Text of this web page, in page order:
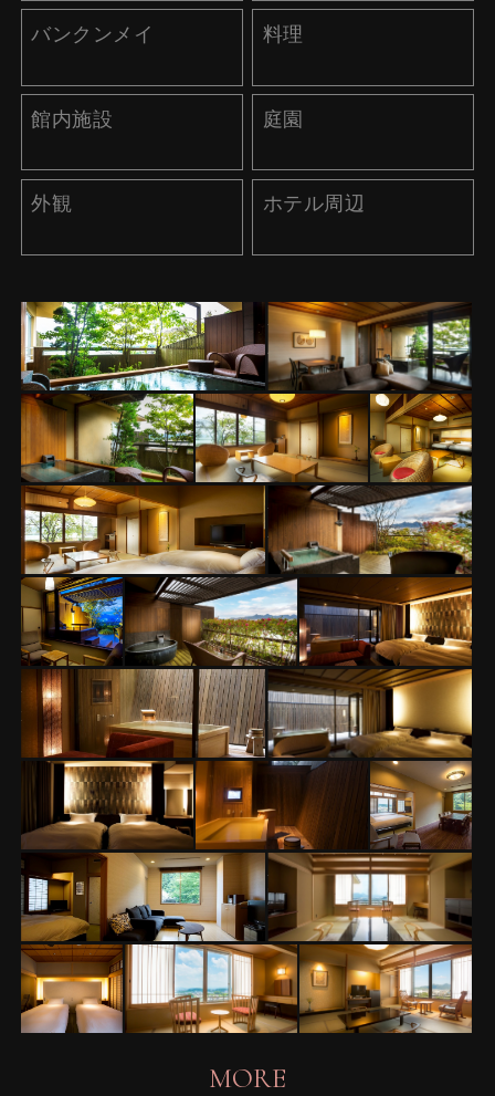
バンクンメイ 料理
館内施設 庭園
外観 ホテル周辺
【富士見台】専有露天風呂
付和洋室
【富士見台】専有露天
風呂付和洋室
【富士見台】専有
露天風呂付和洋室
【富士見台】専有
露天風呂付和洋室
【富士見
台】専有露
天風呂付和
洋室
【富士見台】専有露天風呂
付和洋室
【富士見台】専有露天
風呂付和室（一例）
【富士見
台】専有露
天風呂付和
室（一例）
【富士見台】専有
露天風呂付和室
（一例）
【富士見台】専有
露天風呂付ツイン
（一例）
【富士見台】専有露天風呂
付ツイン（一例）
【富士見台】専有露天
風呂付ツイン（一例）
【富士見台】専有
露天風呂付ツイン
（一例）
【富士見台】専有
露天風呂付ツイン
（一例）
【富士見
台】和洋特
別室（一
例）
【富士見台】和洋特別室
（一例）
【富士見台】和洋特別
室（一例）
【富士見
台】和洋特
別室（一
【富士見台】和洋
特別室（一例）
【富士見台】和室
（一例）
MORE